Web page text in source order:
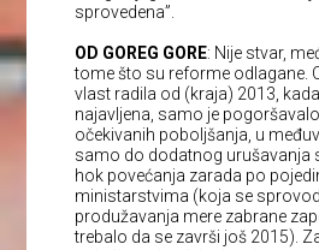
sprovedena”.
OD GOREG GORE: Nije stvar,
tome što su reforme odlagane.
vlast radila od (kraja) 2013,
najavljena, samo je
očekivanih poboljšanja, u
samo do dodatnog urušavanja
hok povećanja zarada po
ministarstvima (koja se
produžavanja mere zabrane
trebalo da se završi još 2015).